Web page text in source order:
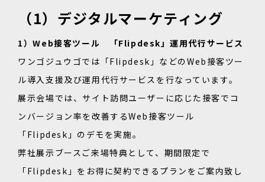
（1）デジタルマーケティング
1）Web接客ツール 「Flipdesk」運用代行サービス
ワンゴジュウゴでは「Flipdesk」などのWeb接客ツー
ル導入支援及び運用代行サービスを行なっています。
展示会場では、サイト訪問ユーザーに応じた接客で コ
ンバージョン率を改善するWeb接客ツール
「Flipdesk」のデモを実施。
弊社展示ブースご来場特典として、 期間限定で
「Flipdesk」をお得に契約できるプランをご案内致し